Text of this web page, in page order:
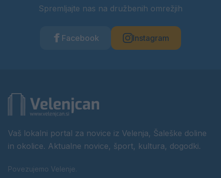
Spremljajte nas na družbenih omrežjih
Facebook Instagram
Vaš lokalni portal za novice iz Velenja, Šaleške doline
in okolice. Aktualne novice, šport, kultura, dogodki.
Povezujemo Velenje.